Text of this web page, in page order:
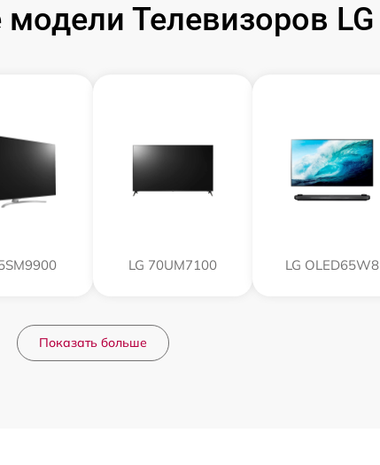
Телевизоров LG
LG 70UM7100 LG OLED65W8
Показать больше